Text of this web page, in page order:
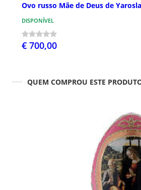
Ovo russo Mãe de Deus de
DISPONÍVEL
€ 700,00
QUEM COMPROU ESTE